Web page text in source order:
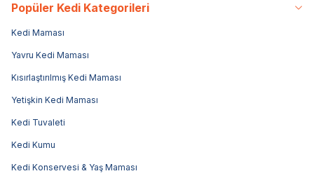
Popüler Kedi Kategorileri
Kedi Maması
Yavru Kedi Maması
Kısırlaştırılmış Kedi Maması
Yetişkin Kedi Maması
Kedi Tuvaleti
Kedi Kumu
Kedi Konservesi & Yaş Maması